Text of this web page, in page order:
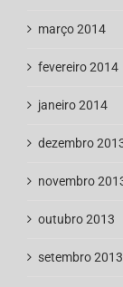
março 2014
fevereiro 2014
janeiro 2014
dezembro
novembro
outubro 2013
setembro 2013